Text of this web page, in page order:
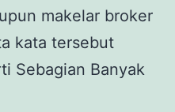
makelar broker
kata tersebut
Sebagian Banyak